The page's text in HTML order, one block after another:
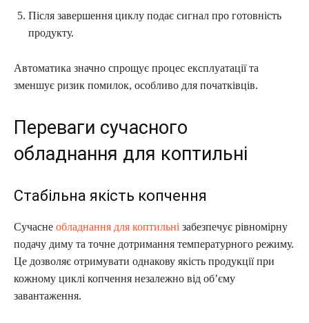
Після завершення циклу подає сигнал про готовність
продукту.
Автоматика значно спрощує процес експлуатації та
зменшує ризик помилок, особливо для початківців.
Переваги сучасного
обладнання для коптильні
Стабільна якість копчення
Сучасне обладнання для коптильні забезпечує рівномірну
подачу диму та точне дотримання температурного режиму.
Це дозволяє отримувати однакову якість продукції при
кожному циклі копчення незалежно від об’єму
завантаження.